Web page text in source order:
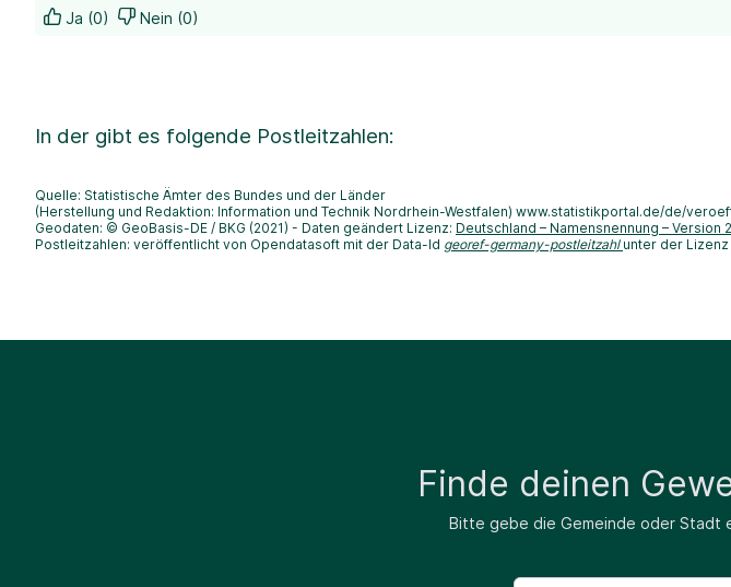
Ja (0) Nein (0)
In der gibt es folgende Postleitzahlen:
Quelle: Statistische Ämter des Bundes und der Länder
(Herstellung und Redaktion: Information und Technik Nordrhein-Westfalen) www.statistikportal.de/de/
Geodaten: © GeoBasis-DE / BKG (2021) - Daten geändert Lizenz: Deutschland – Namensnennung – Version
Postleitzahlen: veröffentlicht von Opendatasoft mit der Data-Id georef-germany-postleitzahl unter der Lizenz
Finde deinen
Bitte gebe die Gemeinde oder Stadt